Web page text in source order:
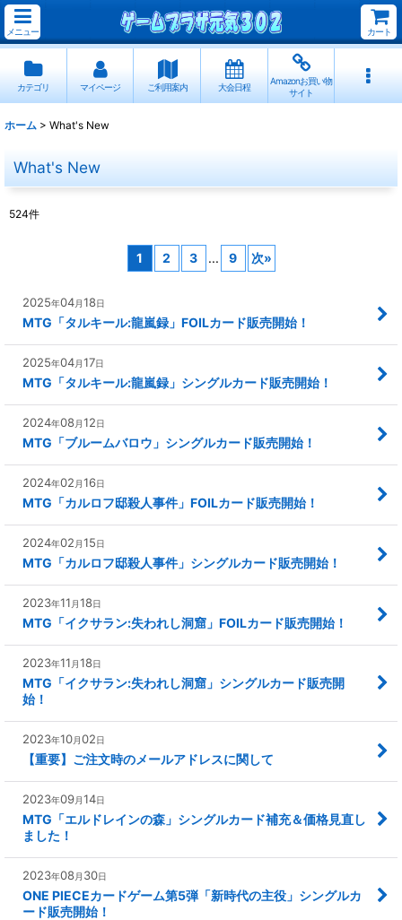
メニュー カート
カテゴリ マイページ ご利用案内 大会日程
Amazonお買い物
サイト
ホーム > What's New
What's New
524件
1 2 3 ... 9 次»
2025年04月18日
MTG「タルキール:龍嵐録」FOILカード販売開始！
2025年04月17日
MTG「タルキール:龍嵐録」シングルカード販売開始！
2024年08月12日
MTG「ブルームバロウ」シングルカード販売開始！
2024年02 月16日
MTG「カルロフ邸殺人事件」FOILカード販売開始！
2024年02 月15日
MTG「カルロフ邸殺人事件」シングルカード販売開始！
2023年11 月18日
MTG「イクサラン:失われし洞窟」FOILカード販売開始！
2023年11 月18日
MTG「イクサラン:失われし洞窟」シングルカード販売開
始！
2023年10月02日
【重要】ご注文時のメールアドレスに関して
2023年09月14日
MTG「エルドレインの森」シングルカード補充＆価格見直し
ました！
2023年08月 30日
ONE PIECEカードゲーム第5弾「新時代の主役」シングルカ
ード販売開始！